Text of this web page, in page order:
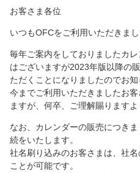
お客さま各位
いつもOFCをご利用いただきま
毎年ご案内をしておりましたカ
はございますが2023年版以降の
ただくことになりましたのでお知
今までご利用いただきましたお
ますが、何卒、ご理解賜りますよ
なお、カレンダーの販売につき
続をいたします。
社名刷り込みのお客さまは、社
ことが可能です。